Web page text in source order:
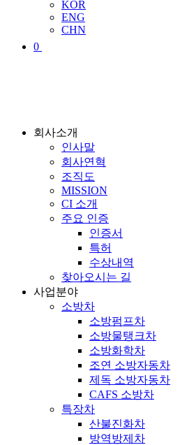
KOR
ENG
CHN
0
회사소개
인사말
회사연혁
조직도
MISSION
CI 소개
주요 인증
인증서
특허
수상내역
찾아오시는 길
사업분야
소방차
소방펌프차
소방물탱크차
소방화학차
조연 소방자동차
제독 소방자동차
CAFS 소방차
특장차
산불진화차
방역방제차